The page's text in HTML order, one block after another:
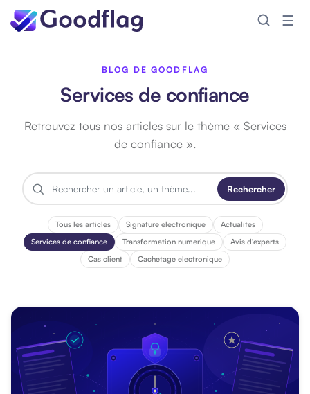
☰
BLOG DE GOODFLAG
Services de confiance
Retrouvez tous nos articles sur le thème « Services
de confiance ».
R
e
h
e
a
r
Rechercher
Tous les articles Signature electronique
Actualites
Services de confiance
Transformation numerique
Avis d'experts
Cas client
Cachetage electronique